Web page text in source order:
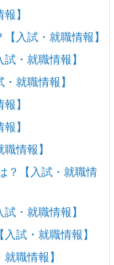
】
入試・就職情報】
・就職情報】
就職情報】
】
】
情報】
？【入試・就職情
・就職情報】
試・就職情報】
職情報】